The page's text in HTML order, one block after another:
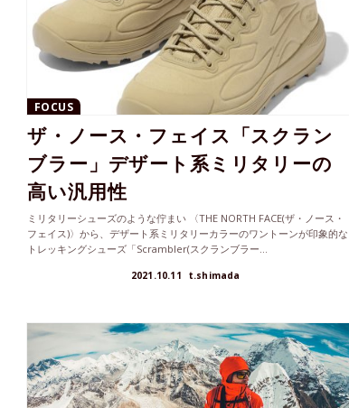
FOCUS
ザ・ノース・フェイス「スクラン
ブラー」デザート系ミリタリーの
高い汎用性
ミリタリーシューズのような佇まい 〈THE NORTH FACE(ザ・ノース・
フェイス)〉から、デザート系ミリタリーカラーのワントーンが印象的な
トレッキングシューズ「Scrambler(スクランブラー...
2021.10.11 t.shimada